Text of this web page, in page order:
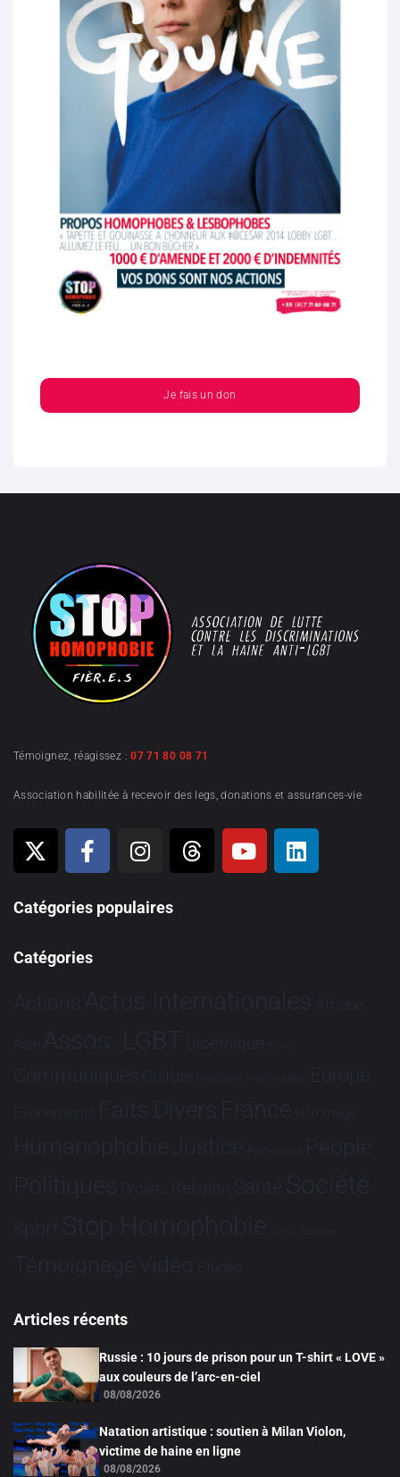
Je fais un don
Témoignez, réagissez :07 71 80 08 71
Association habilitée à recevoir des legs, donations et assurances-vie
Catégories populaires
Catégories
Actions Actus Internationales Afrique
Asie Assos. LGBT Bioéthique Brève
Communiqués Culture Dialogues France-Brésil Europe
Evénements Faits Divers France Hommage
HumanophobieJustice Partenariat People
Politiques Projets Religion Santé Société
Sport Stop Homophobie Tech Tribune
TémoignageVidéo Études
Articles récents
Russie : 10 jours de prison pour un T-shirt « LOVE »
aux couleurs de l’arc-en-ciel
08/08/2026
Natation artistique : soutien à Milan Violon,
victime de haine en ligne
08/08/2026